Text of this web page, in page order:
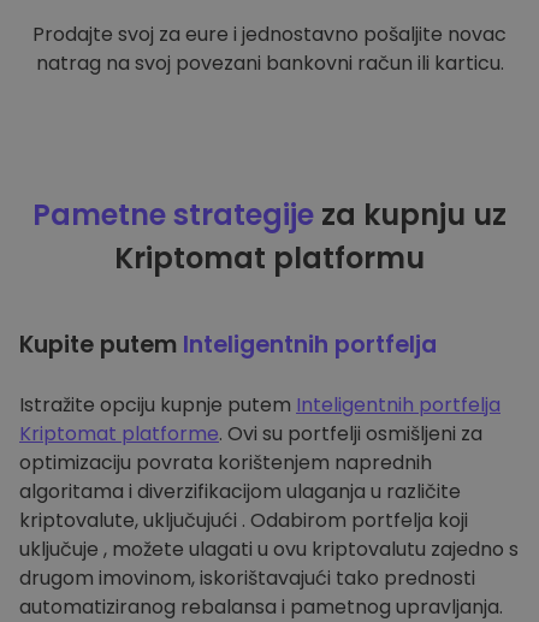
Prodajte svoj za eure i jednostavno pošaljite novac
natrag na svoj povezani bankovni račun ili karticu.
Pametne strategije za kupnju uz
Kriptomat platformu
Kupite putem Inteligentnih portfelja
Istražite opciju kupnje putem Inteligentnih portfelja
Kriptomat platforme. Ovi su portfelji osmišljeni za
optimizaciju povrata korištenjem naprednih
algoritama i diverzifikacijom ulaganja u različite
kriptovalute, uključujući . Odabirom portfelja koji
uključuje , možete ulagati u ovu kriptovalutu zajedno s
drugom imovinom, iskorištavajući tako prednosti
automatiziranog rebalansa i pametnog upravljanja.